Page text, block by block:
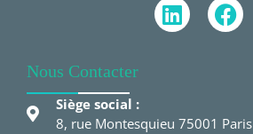
Nous Contacter
Siège social :
8, rue Montesquieu 75001 Paris